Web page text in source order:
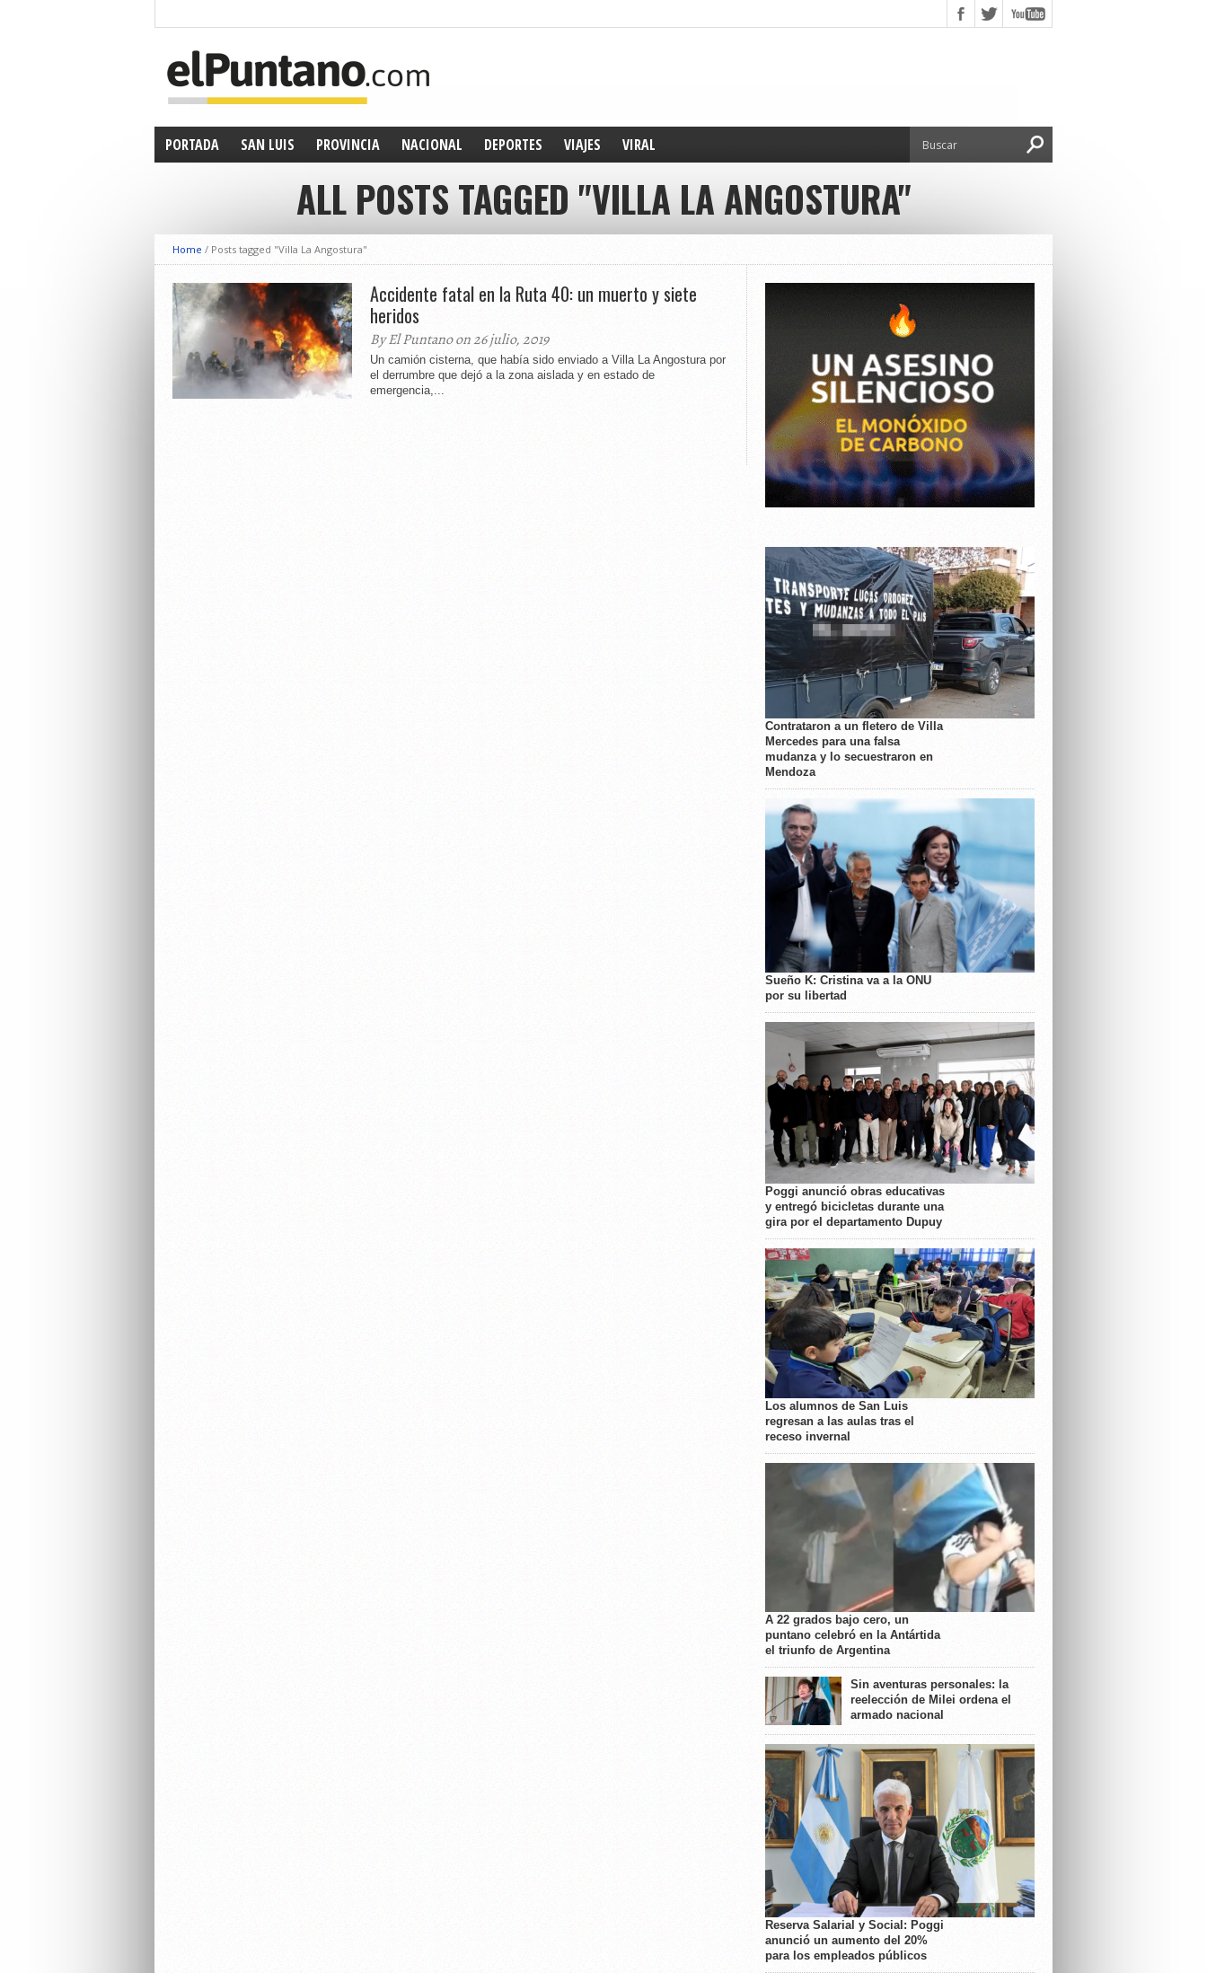
PORTADA SAN LUIS PROVINCIA NACIONAL DEPORTES VIAJES VIRAL
ALL POSTS TAGGED "VILLA LA ANGOSTURA"
Home / Posts tagged "Villa La Angostura"
Accidente fatal en la Ruta 40: un muerto y siete
heridos
By El Puntano on 26 julio, 2019
Un camión cisterna, que había sido enviado a Villa La Angostura por
el derrumbre que dejó a la zona aislada y en estado de
emergencia,...
Contrataron a un fletero de Villa
Mercedes para una falsa
mudanza y lo secuestraron en
Mendoza
Sueño K: Cristina va a la ONU
por su libertad
Poggi anunció obras educativas
y entregó bicicletas durante una
gira por el departamento Dupuy
Los alumnos de San Luis
regresan a las aulas tras el
receso invernal
A 22 grados bajo cero, un
puntano celebró en la Antártida
el triunfo de Argentina
Sin aventuras personales: la
reelección de Milei ordena el
armado nacional
Reserva Salarial y Social: Poggi
anunció un aumento del 20%
para los empleados públicos